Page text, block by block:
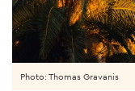
Photo: Thomas Gravanis